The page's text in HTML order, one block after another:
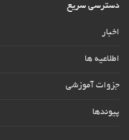
دسترسی سریع
اخبار
اطلاعیه ها
جزوات آموزشی
پیوندها